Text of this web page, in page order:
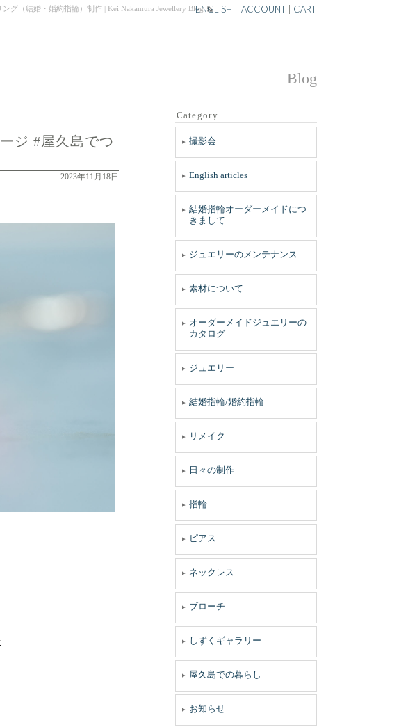
グ（結婚・婚約指輪）制作 | Kei Nakamura Jewellery BlogENGLISH ACCOUNT CART
Blog
ジ #屋久島でつ
2023年11月18日
Category
撮影会
English articles
結婚指輪オーダーメイドにつ
きまして
ジュエリーのメンテナンス
素材について
オーダーメイドジュエリーの
カタログ
ジュエリー
結婚指輪/婚約指輪
リメイク
日々の制作
指輪
ピアス
ネックレス
ブローチ
しずくギャラリー
屋久島での暮らし
お知らせ